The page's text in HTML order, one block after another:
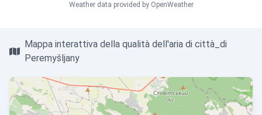
Weather data provided by OpenWeather
Mappa interattiva della qualità dell'aria di città_di
Peremyšljany